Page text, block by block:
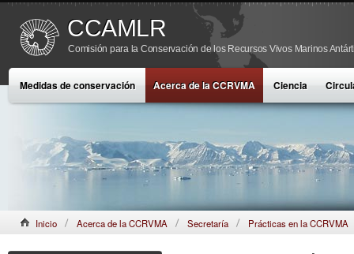
CCAMLR
Comisión para la Conservación de los Recursos Vivos Marinos
Medidas de conservación Acerca de la CCRVMA Ciencia
Inicio Acerca de la CCRVMA Secretaría Prácticas en la CCRVMA